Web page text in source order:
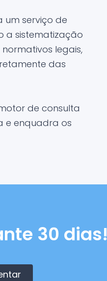
um serviço de
a sistematização
legais,
das
de consulta
e enquadra os
30 dias!